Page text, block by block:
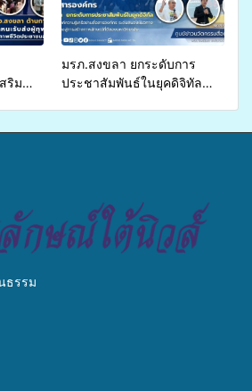
ริม
พ
ยืน
มรภ.สงขลา ยกระดับการ
ประชาสัมพันธ์ในยุคดิจิทัล
ธรรม